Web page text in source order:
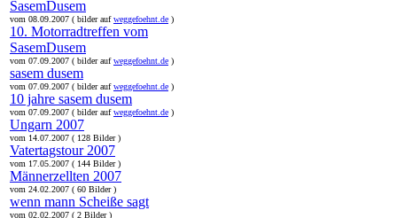
SasemDusem
vom 08.09.2007 ( bilder aufweggefoehnt.de )
10. Motorradtreffen vom
SasemDusem
vom 07.09.2007 ( bilder aufweggefoehnt.de )
sasem dusem
vom 07.09.2007 ( bilder aufweggefoehnt.de )
10 jahre sasem dusem
vom 07.09.2007 ( bilder aufweggefoehnt.de )
Ungarn 2007
vom 14.07.2007 ( 128 Bilder )
Vatertagstour 2007
vom 17.05.2007 ( 144 Bilder )
Männerzellten 2007
vom 24.02.2007 ( 60 Bilder )
wenn mann Scheiße sagt
vom 02.02.2007 ( 2 Bilder )